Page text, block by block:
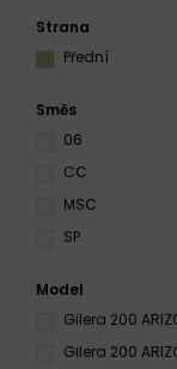
Strana
Přední
Směs
06
CC
MSC
SP
Model
Gilera 200
Gilera 200